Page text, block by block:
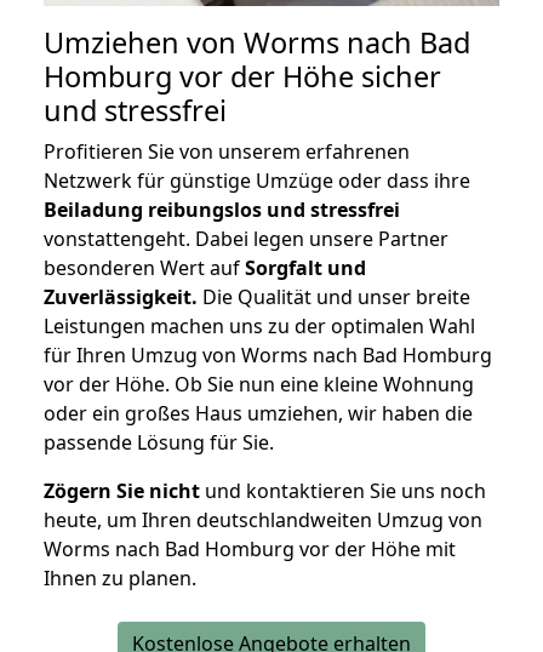
Umziehen von Worms nach Bad
Homburg vor der Höhe sicher
und stressfrei
Profitieren Sie von unserem erfahrenen
Netzwerk für günstige Umzüge oder dass ihre
Beiladung reibungslos und stressfrei
vonstattengeht. Dabei legen unsere Partner
besonderen Wert aufSorgfalt und
Zuverlässigkeit. Die Qualität und unser breite
Leistungen machen uns zu der optimalen Wahl
für Ihren Umzug von Worms nach Bad Homburg
vor der Höhe. Ob Sie nun eine kleine Wohnung
oder ein großes Haus umziehen, wir haben die
passende Lösung für Sie.
Zögern Sie nicht und kontaktieren Sie uns noch
heute, um Ihren deutschlandweiten Umzug von
Worms nach Bad Homburg vor der Höhe mit
Ihnen zu planen.
Kostenlose Angebote erhalten